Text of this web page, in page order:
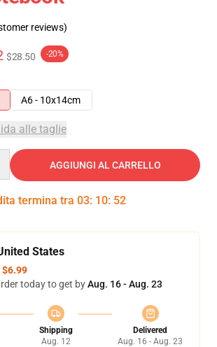
reviews)
$28.50 -20%
A6 - 10x14cm
alle taglie
AGGIUNGI AL CARRELLO
termina tra 03: 10: 52
States
$6.99
today to get byAug. 16 - Aug. 23
Shipping
Aug. 12
Delivered
Aug. 16 - Aug. 23